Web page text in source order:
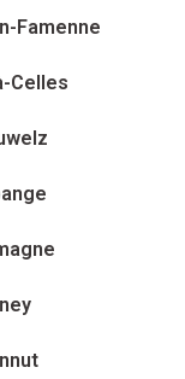
Famenne
Celles